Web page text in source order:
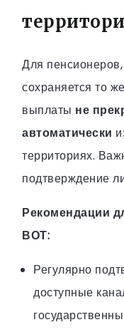
Для
сохраняется то
выплаты не
автоматически
территориях.
подтверждение
Рекомендации
ВОТ:
Регулярно
доступные